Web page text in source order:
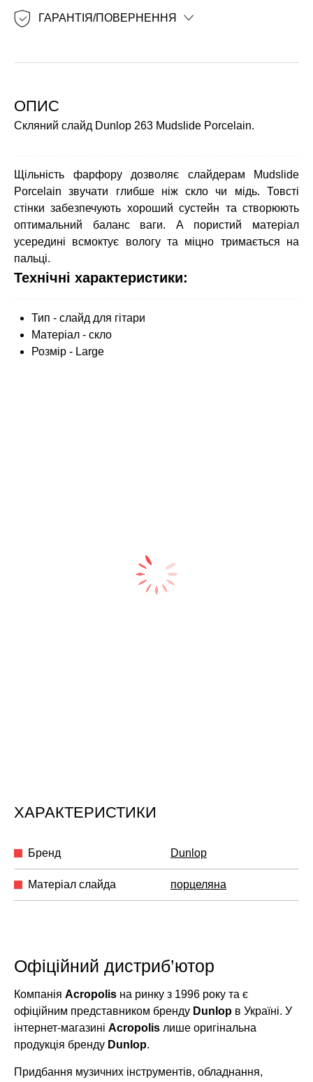
ГАРАНТІЯ/ПОВЕРНЕННЯ
ОПИС
Скляний слайд Dunlop 263 Mudslide Porcelain.
Щільність фарфору дозволяє слайдерам Mudslide
Porcelain звучати глибше ніж скло чи мідь. Товсті
стінки забезпечують хороший сустейн та створюють
оптимальний баланс ваги. А пористий матеріал
усередині всмоктує вологу та міцно тримається на
пальці.
Технічні характеристики:
Тип - слайд для гітари
Матеріал - скло
Розмір - Large
ХАРАКТЕРИСТИКИ
Бренд Dunlop
Матеріал слайда порцеляна
Офіційний дистриб’ютор
Компанія Acropolis на ринку з 1996 року та є
офіційним представником бренду Dunlop в Україні. У
інтернет-магазині Acropolis лише оригінальна
продукція бренду Dunlop.
Придбання музичних інструментів, обладнання,